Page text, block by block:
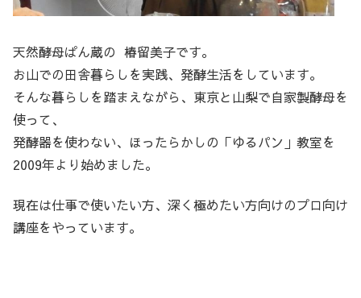
天然酵母ぱん蔵の 椿留美子です。
お山での田舎暮らしを実践、発酵生活をしています。
そんな暮らしを踏まえながら、東京と山梨で自家製酵母を
使って、
発酵器を使わない、ほったらかしの「ゆるパン」教室を
2009年より始めました。
現在は仕事で使いたい方、深く極めたい方向けのプロ向け
講座をやっています。